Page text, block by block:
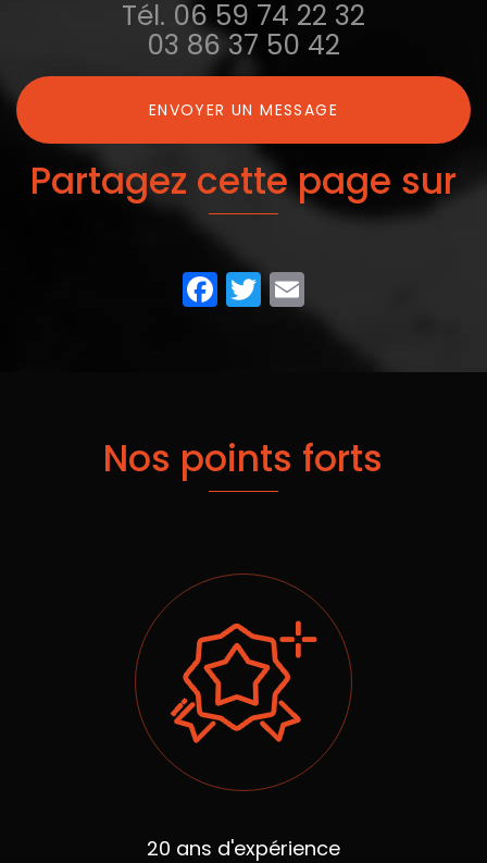
Tél. 06 59 74 22 32
03 86 37 50 42
ENVOYER UN MESSAGE
Partagez cette page sur
Facebook
Twitter
Nos points forts
20 ans d'expérience